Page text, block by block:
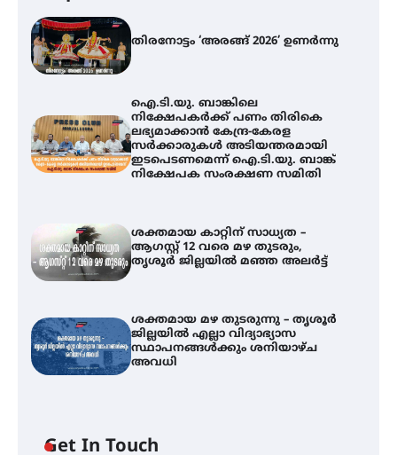
തിരനോട്ടം ‘അരങ്ങ് 2026’ ഉണർന്നു
ഐ.ടി.യു. ബാങ്കിലെ
നിക്ഷേപകർക്ക് പണം തിരികെ
ലഭ്യമാക്കാൻ കേന്ദ്ര-കേരള
സർക്കാരുകൾ അടിയന്തരമായി
ഇടപെടണമെന്ന് ഐ.ടി.യു. ബാങ്ക്
നിക്ഷേപക സംരക്ഷണ സമിതി
ശക്തമായ കാറ്റിന് സാധ്യത –
ആഗസ്റ്റ് 12 വരെ മഴ തുടരും,
തൃശൂർ ജില്ലയിൽ മഞ്ഞ അലർട്ട്
ശക്തമായ മഴ തുടരുന്നു – തൃശൂർ
ജില്ലയിൽ എല്ലാ വിദ്യാഭ്യാസ
സ്ഥാപനങ്ങൾക്കും ശനിയാഴ്ച
അവധി
Get In Touchഐ.ടി.യു. ബാങ്കിലെ